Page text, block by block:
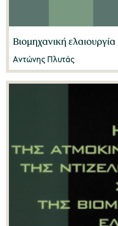
Βιομηχανική ελαιουργία
Αντώνης Πλυτάς